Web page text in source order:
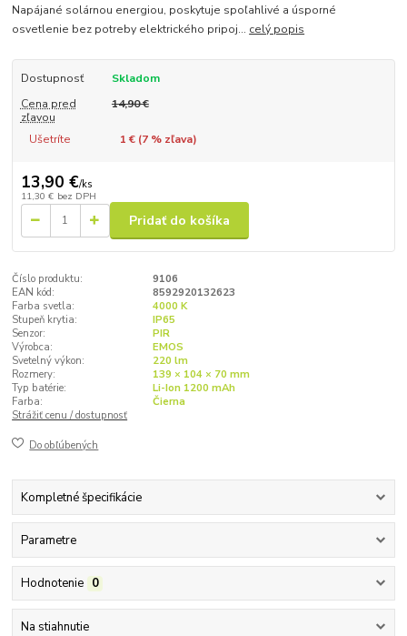
Napájané solárnou energiou, poskytuje spoľahlivé a úsporné
osvetlenie bez potreby elektrického pripoj... celý popis
Dostupnosť
Skladom
Cena pred
zľavou
14,90 €
Ušetríte 1 € (7% zľava)
13,90 €/ks
11,30 € bez DPH
Pridať do košíka
Číslo produktu:
9106
EAN kód:
8592920132623
Farba svetla:
4000 K
Stupeň krytia:
IP65
Senzor:
PIR
Výrobca:
EMOS
Svetelný výkon:
220 lm
Rozmery:
139 × 104 × 70 mm
Typ batérie:
Li-Ion 1200 mAh
Farba:
Čierna
Strážiť cenu / dostupnosť
Do obľúbených
Kompletné špecifikácie
Parametre
Hodnotenie 0
Na stiahnutie